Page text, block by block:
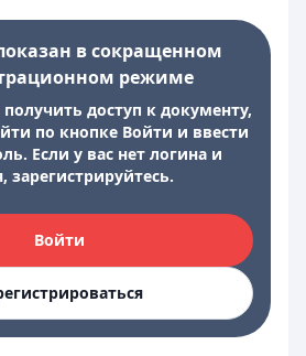
в сокращенном
режиме
доступ к документу,
по кнопке Войти и ввести
Если у вас нет логина и
зарегистрируйтесь.
Войти